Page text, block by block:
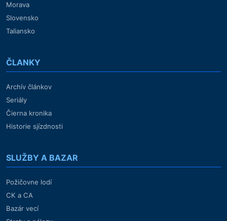
Morava
Slovensko
Taliansko
ČLANKY
Archív článkov
Seriály
Čierna kronika
Historie sjízdnosti
SLUŽBY A BAZAR
Požičovne lodí
CK a CA
Bazár vecí